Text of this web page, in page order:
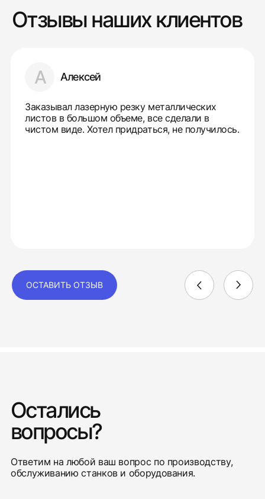
Отзывы наших клиентов
А Алексей
Заказывал лазерную резку металлических
листов в большом объеме, все сделали в
чистом виде. Хотел придраться, не получилось.
ОСТАВИТЬ ОТЗЫВ
Остались
вопросы?
Ответим на любой ваш вопрос по производству,
обслуживанию станков и оборудования.